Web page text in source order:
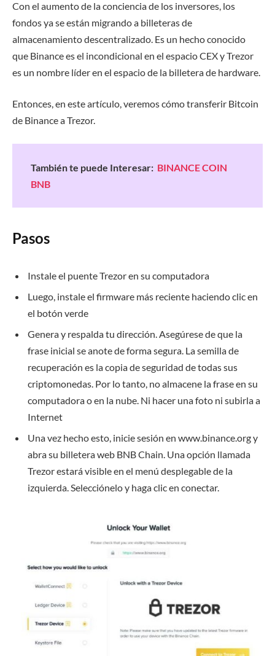
Con el aumento de la conciencia de los inversores, los
fondos ya se están migrando a billeteras de
almacenamiento descentralizado. Es un hecho conocido
que Binance es el incondicional en el espacio CEX y Trezor
es un nombre líder en el espacio de la billetera de hardware.
Entonces, en este artículo, veremos cómo transferir Bitcoin
de Binance a Trezor.
También te puede Interesar: BINANCE COIN
BNB
Pasos
Instale el puente Trezor en su computadora
Luego, instale el firmware más reciente haciendo clic en
el botón verde
Genera y respalda tu dirección. Asegúrese de que la
frase inicial se anote de forma segura. La semilla de
recuperación es la copia de seguridad de todas sus
criptomonedas. Por lo tanto, no almacene la frase en su
computadora o en la nube. Ni hacer una foto ni subirla a
Internet
Una vez hecho esto, inicie sesión en www.binance.org y
abra su billetera web BNB Chain. Una opción llamada
Trezor estará visible en el menú desplegable de la
izquierda. Selecciónelo y haga clic en conectar.